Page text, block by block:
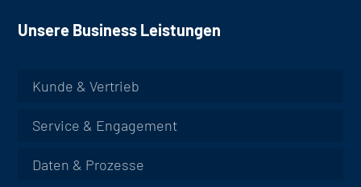
Unsere Business Leistungen
Kunde & Vertrieb
Service & Engagement
Daten & Prozesse